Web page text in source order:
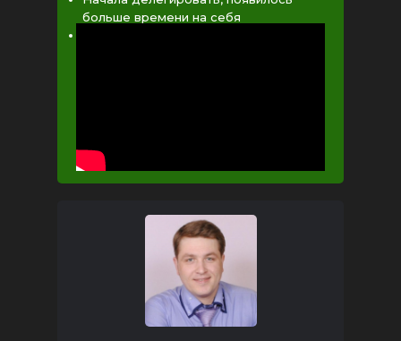
больше времени на себя